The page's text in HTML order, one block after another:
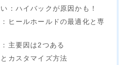
：ハイバックが原因かも！
ヒールホールドの最適化と専
主要因は2つある
カスタマイズ方法